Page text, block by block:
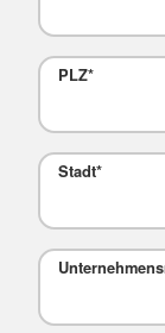
PLZ*
Stadt*
Mail